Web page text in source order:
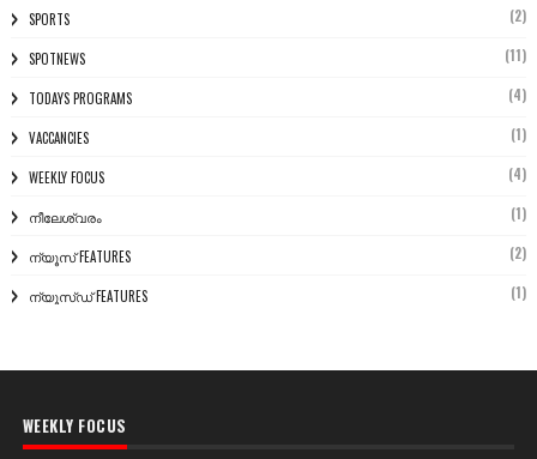
SPORTS (2)
SPOTNEWS (11)
TODAYS PROGRAMS (4)
VACCANCIES (1)
WEEKLY FOCUS (4)
നീലേശ്വരം (1)
ന്യൂസ് FEATURES (2)
ന്യൂസ്ഡ് FEATURES (1)
WEEKLY FOCUS